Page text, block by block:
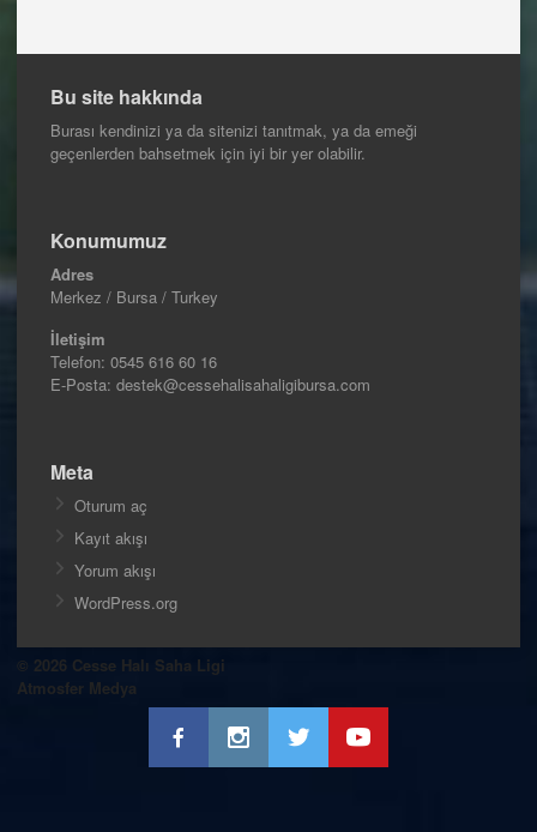
Bu site hakkında
Burası kendinizi ya da sitenizi tanıtmak, ya da emeği
geçenlerden bahsetmek için iyi bir yer olabilir.
Konumumuz
Adres
Merkez / Bursa / Turkey
İletişim
Telefon: 0545 616 60 16
E-Posta: destek@cessehalisahaligibursa.com
Meta
Oturum aç
Kayıt akışı
Yorum akışı
WordPress.org
© 2026 Cesse Halı Saha Ligi
Atmosfer Medya